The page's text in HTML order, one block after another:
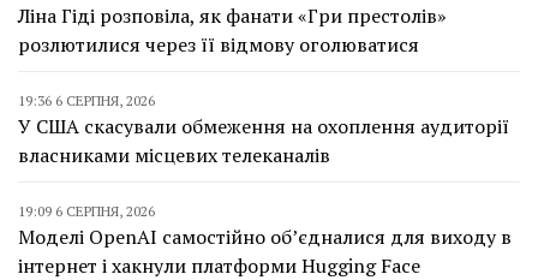
Ліна Гіді розповіла, як фанати «Гри престолів»
розлютилися через її відмову оголюватися
19:36 6 СЕРПНЯ, 2026
У США скасували обмеження на охоплення аудиторії
власниками місцевих телеканалів
19:09 6 СЕРПНЯ, 2026
Моделі OpenAI самостійно об’єдналися для виходу в
інтернет і хакнули платформи Hugging Face